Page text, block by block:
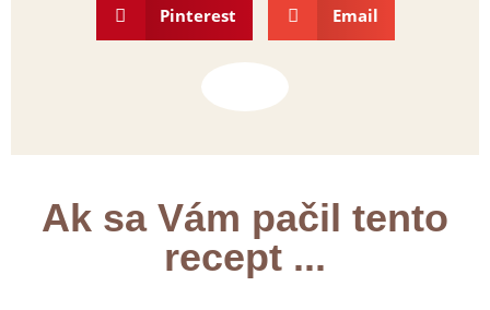
Pinterest Email
Ak sa Vám pačil tento
recept ...